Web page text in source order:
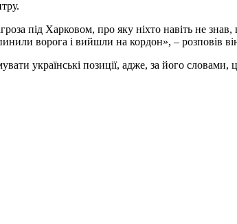
під Харковом, про яку ніхто навіть не
ворога і вийшли на кордон», – розповів
українські позиції, адже, за його словами,